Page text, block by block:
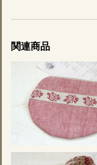
関連商品